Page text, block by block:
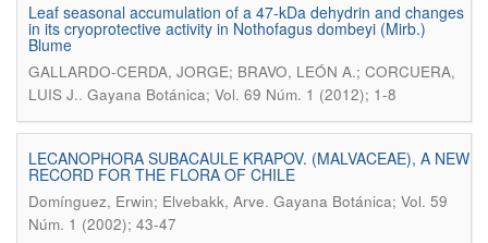
Leaf seasonal accumulation of a 47-kDa dehydrin and changes
in its cryoprotective activity in Nothofagus dombeyi (Mirb.)
Blume
GALLARDO-CERDA, JORGE; BRAVO, LEÓN A.; CORCUERA,
LUIS J.. Gayana Botánica; Vol. 69 Núm. 1 (2012); 1-8
LECANOPHORA SUBACAULE KRAPOV. (MALVACEAE), A NEW
RECORD FOR THE FLORA OF CHILE
Domínguez, Erwin; Elvebakk, Arve. Gayana Botánica; Vol. 59
Núm. 1 (2002); 43-47